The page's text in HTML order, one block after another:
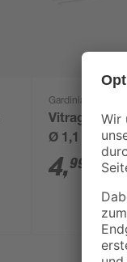
Gardinia
Ø 1,1 x 50 -
Stück
4,99